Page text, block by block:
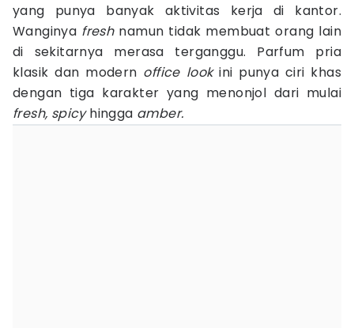
yang punya banyak aktivitas kerja di kantor.
Wanginya freshnamun tidak membuat orang lain
di sekitarnya merasa terganggu. Parfum pria
klasik dan modern office lookini punya ciri khas
dengan tiga karakter yang menonjol dari mulai
fresh, spicyhingga amber.